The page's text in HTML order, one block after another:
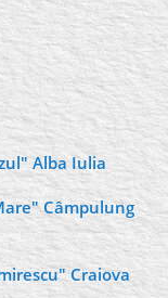
Alba Iulia
Câmpulung
Craiova